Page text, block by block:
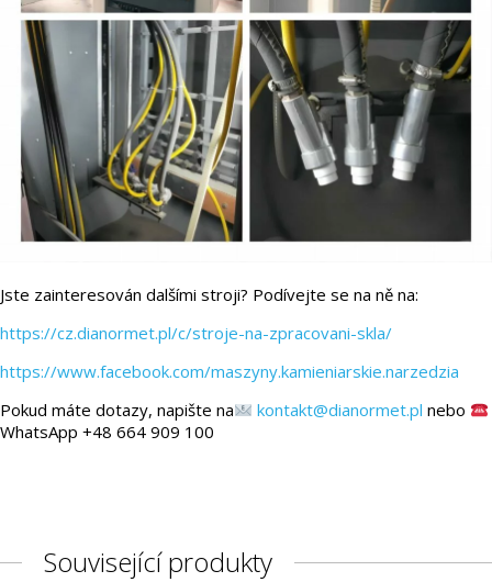
Jste zainteresován dalšími stroji? Podívejte se na ně na:
https://cz.dianormet.pl/c/stroje-na-zpracovani-skla/
https://www.facebook.com/maszyny.kamieniarskie.narzedzia
Pokud máte dotazy, napište na
kontakt@dianormet.pl nebo
WhatsApp +48 664 909 100
Související produkty